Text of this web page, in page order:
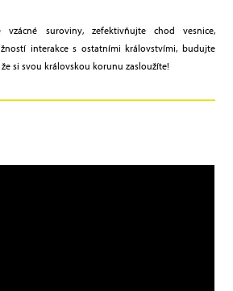
vzácné suroviny, zefektivňujte chod vesnice,
interakce s ostatními královstvími, budujte
si svou královskou korunu zasloužíte!